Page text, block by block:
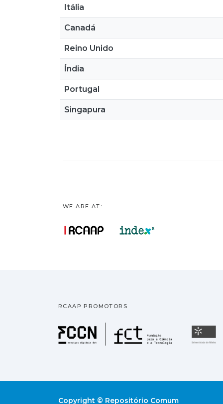
Itália
Canadá
Reino Unido
Índia
Portugal
Singapura
WE ARE AT:
RCAAP PROMOTORS
Fundação
Copyright © Repositório Comum